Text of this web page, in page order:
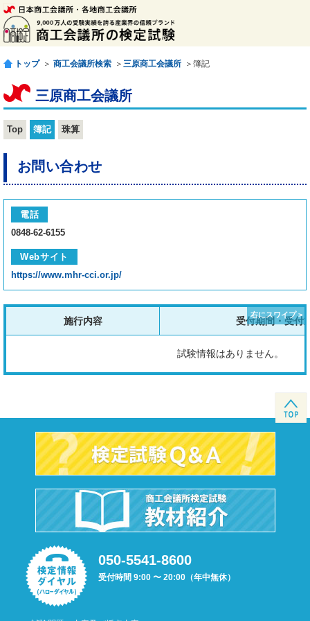
トップ ＞ 商工会議所検索 ＞ 三原商工会議所 ＞簿記
三原商工会議所
Top 簿記 珠算
お問い合わせ
電話
0848-62-6155
Webサイト
https://www.mhr-cci.or.jp/
施行内容 受付期間・受付
試験情報はありません。
050-5541-8600
受付時間 9:00 〜 20:00（年中無休）